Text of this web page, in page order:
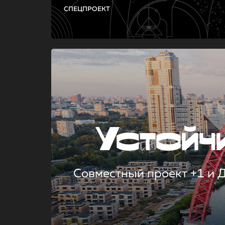
СПЕЦПРОЕКТ
Совместный проект +1 и